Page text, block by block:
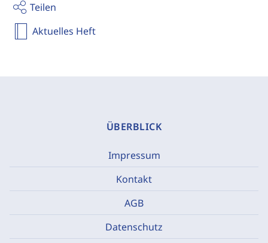
Teilen
Aktuelles Heft
ÜBERBLICK
Impressum
Kontakt
AGB
Datenschutz